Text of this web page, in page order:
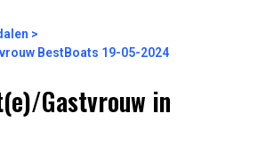
BestBoats 19-05-2024
Gastvrouw in